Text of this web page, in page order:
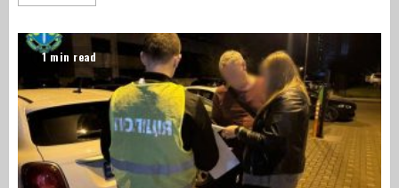
1 min read